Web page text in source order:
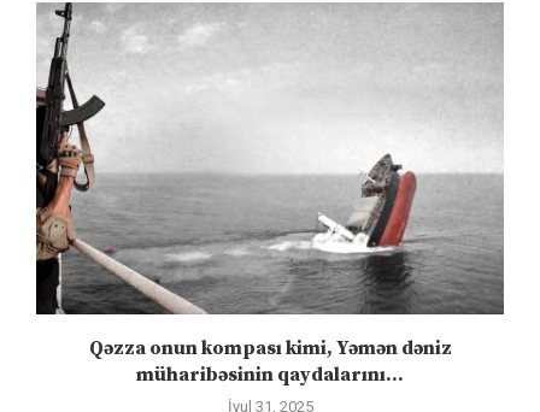
Qəzza onun kompası kimi, Yəmən dəniz
müharibəsinin qaydalarını...
İyul 31, 2025